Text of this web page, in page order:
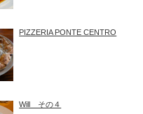
PIZZERIA PONTE CENTRO
Will その４